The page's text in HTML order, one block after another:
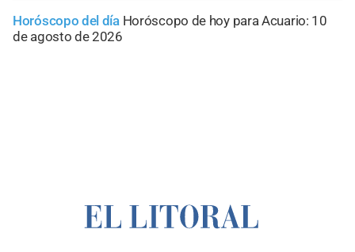
Horóscopo del día Horóscopo de hoy para Acuario: 10
de agosto de 2026